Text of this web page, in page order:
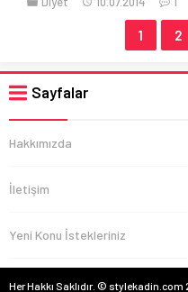
1 2
Sayfalar
Hakkımızda
İletişim
Yeni Konu İstekleriniz
Her Hakkı Saklıdır. ©